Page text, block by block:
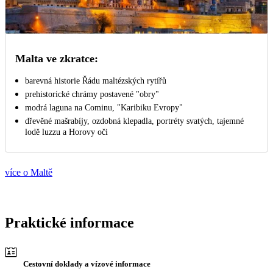
Malta ve zkratce:
barevná historie Řádu maltézských rytířů
prehistorické chrámy postavené "obry"
modrá laguna na Cominu, "Karibiku Evropy"
dřevěné mašrabíjy, ozdobná klepadla, portréty svatých, tajemné
lodě luzzu a Horovy oči
více o Maltě
Praktické informace
Cestovní doklady a vízové informace